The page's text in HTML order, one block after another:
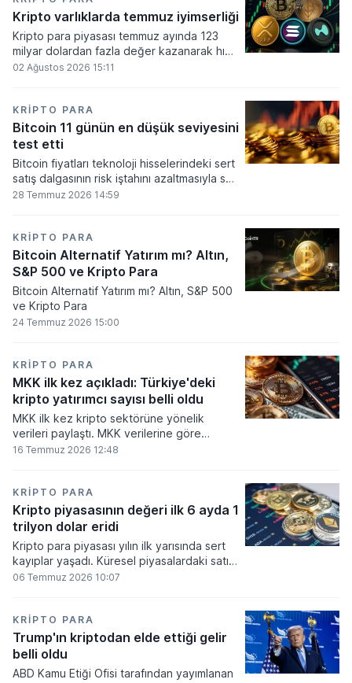
kalmaya devam ediyor.
Kripto varlıklarda temmuz iyimserliği
Kripto para piyasası temmuz ayında 123
milyar dolardan fazla değer kazanarak hızlı
bir toparlanma sürecine girdi. Bitcoin ve
2 trilyon 159 milyar 780 milyon dolar
seviyesine ulaştı.
02 Ağustos 2026 15:11
KRIPTO PARA
Bitcoin 11 günün en düşük seviyesini
test etti
Bitcoin fiyatları teknoloji hisselerindeki sert
satış dalgasının risk iştahını azaltmasıyla son
11 günün en düşük seviyesine indi.
28 Temmuz 2026 14:59
KRIPTO PARA
Bitcoin Alternatif Yatırım mı? Altın,
S&P 500 ve Kripto Para
Bitcoin Alternatif Yatırım mı? Altın, S&P 500
ve Kripto Para
24 Temmuz 2026 15:00
KRIPTO PARA
MKK ilk kez açıkladı: Türkiye'deki
kripto yatırımcı sayısı belli oldu
MKK ilk kez kripto sektörüne yönelik
verileri paylaştı. MKK verilerine göre
platformlarda bugüne kadar 5,6 milyon
olarak belirlendi.
16 Temmuz 2026 12:48
KRIPTO PARA
Kripto piyasasının değeri ilk 6 ayda 1
trilyon dolar eridi
Kripto para piyasası yılın ilk yarısında sert
kayıplar yaşadı. Küresel piyasalardaki satış
baskısı ve artan faiz baskısının etkisiyle
06 Temmuz 2026 10:07
KRIPTO PARA
Trump'ın kriptodan elde ettiği gelir
belli oldu
ABD Kamu Etiği Ofisi tarafından yayımlanan